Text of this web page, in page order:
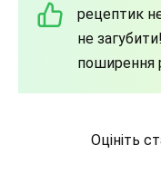
рецептик
не
поширення
Оцініть